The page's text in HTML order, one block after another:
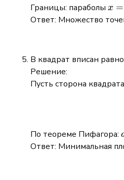
Границы: параболы x =
y^2
x =
Ответ: Множество
В квадрат вписан
Решение:
Пусть сторона квадрата
По теореме Пифагора:
Ответ: Минимальная